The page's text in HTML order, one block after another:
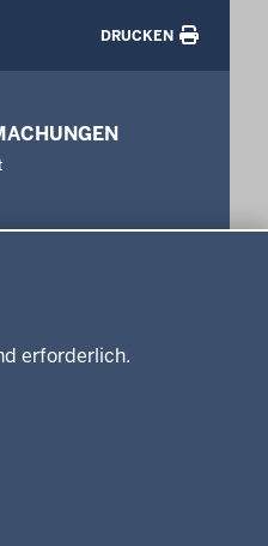
erforderlich.
DRUCKEN